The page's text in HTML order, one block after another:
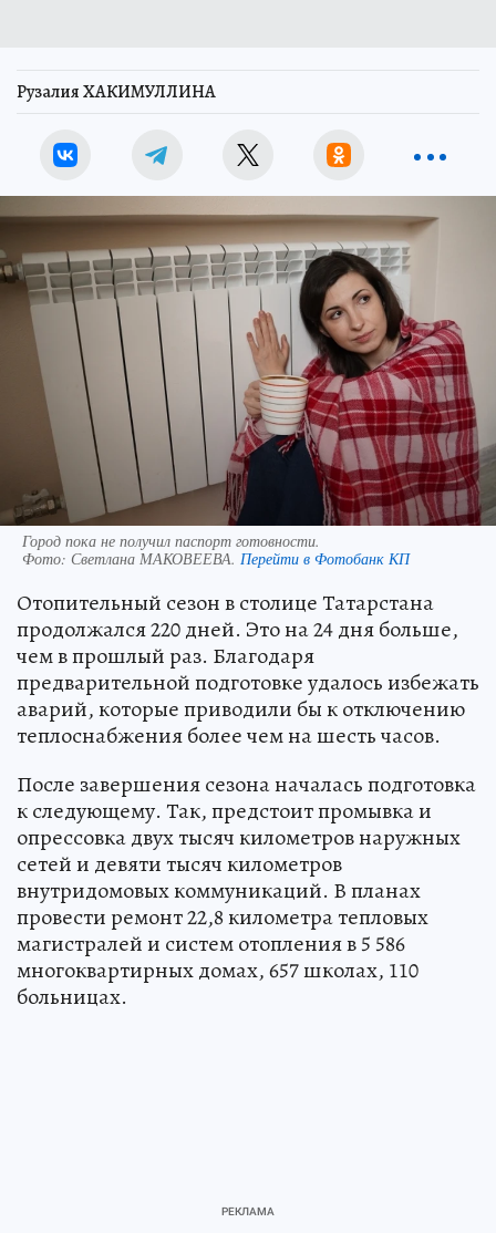
Рузалия ХАКИМУЛЛИНА
Город пока не получил паспорт готовности.
Фото: Светлана МАКОВЕЕВА. Перейти в Фотобанк КП
Отопительный сезон в столице Татарстана
продолжался 220 дней. Это на 24 дня больше,
чем в прошлый раз. Благодаря
предварительной подготовке удалось избежать
аварий, которые приводили бы к отключению
теплоснабжения более чем на шесть часов.
После завершения сезона началась подготовка
к следующему. Так, предстоит промывка и
опрессовка двух тысяч километров наружных
сетей и девяти тысяч километров
внутридомовых коммуникаций. В планах
провести ремонт 22,8 километра тепловых
магистралей и систем отопления в 5 586
многоквартирных домах, 657 школах, 110
больницах.